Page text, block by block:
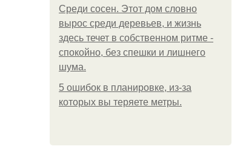
Среди сосен. Этот дом словно
вырос среди деревьев, и жизнь
здесь течет в собственном ритме -
спокойно, без спешки и лишнего
шума.
5 ошибок в планировке, из-за
которых вы теряете метры.